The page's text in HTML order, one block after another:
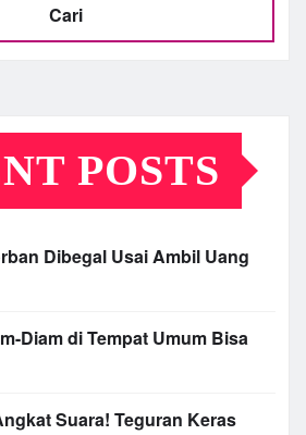
Cari
POSTS
Dibegal Usai Ambil Uang
Diam di Tempat Umum Bisa
Suara! Teguran Keras